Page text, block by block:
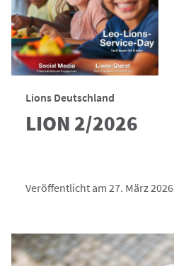
Lions Deutschland
LION 2/2026
Veröffentlicht am 27. März 2026